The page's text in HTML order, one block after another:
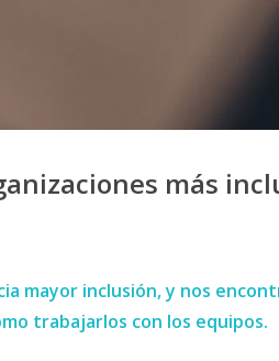
más
mayor inclusión, y nos
trabajarlos con los equipos.